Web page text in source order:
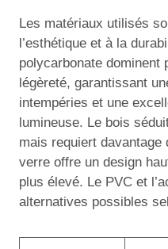
Les matériaux utilisés
l’esthétique et à la
polycarbonate dominent
légèreté, garantissant
intempéries et une
lumineuse. Le bois
mais requiert davantage
verre offre un design
plus élevé. Le PVC et
alternatives possibles